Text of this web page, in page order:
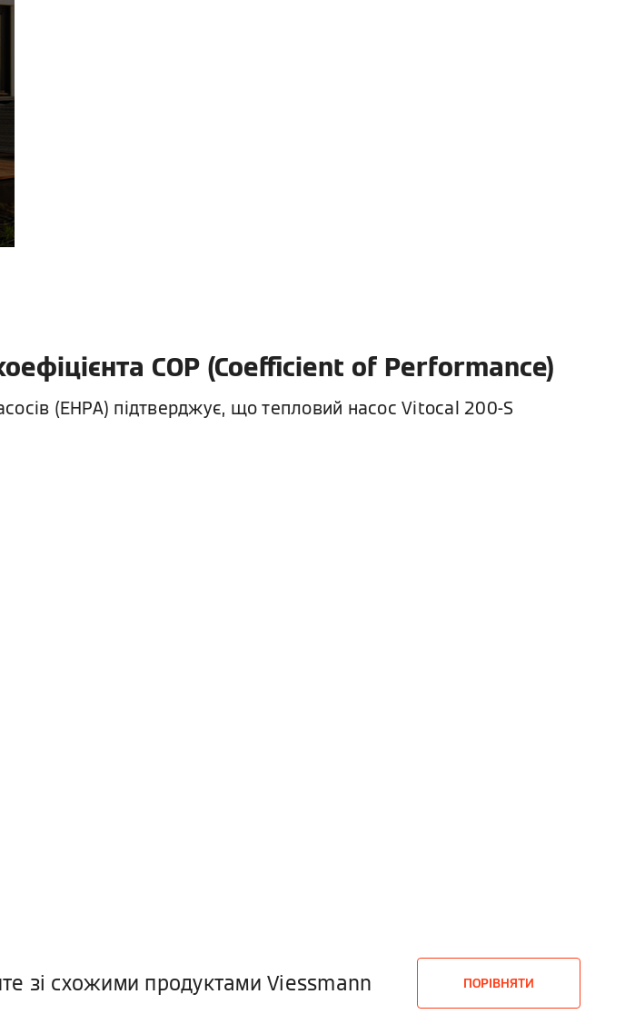
COP (Coefficient of Performance)
(EHPA) підтверджує, що тепловий насос Vitocal 200-S
зі схожими продуктами Viessmann ПОРІВНЯТИ